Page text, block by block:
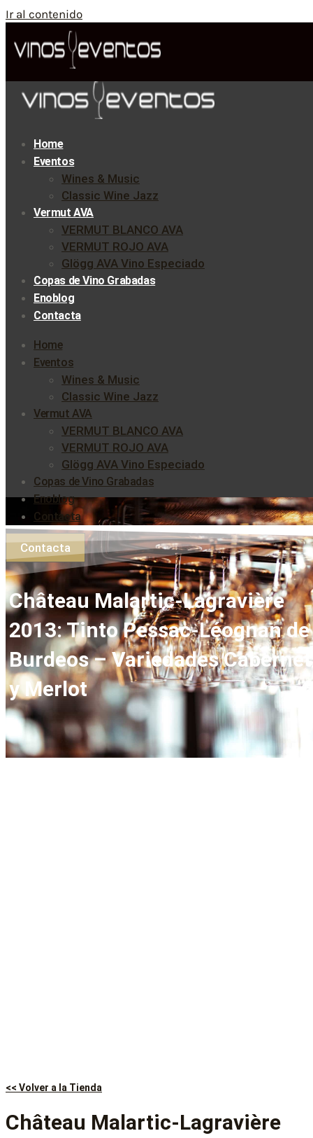
Ir al contenido
Home
Eventos
Wines & Music
Classic Wine Jazz
Vermut AVA
VERMUT BLANCO AVA
VERMUT ROJO AVA
Glögg AVA Vino Especiado
Copas de Vino Grabadas
Enoblog
Contacta
Home
Eventos
Wines & Music
Classic Wine Jazz
Vermut AVA
VERMUT BLANCO AVA
VERMUT ROJO AVA
Glögg AVA Vino Especiado
Copas de Vino Grabadas
Enoblog
Contacta
Contacta
Château Malartic-Lagravière
2013: Tinto Pessac-Léognan de
Burdeos – Variedades Cabernet
y Merlot
<< Volver a la Tienda
Château Malartic-Lagravière